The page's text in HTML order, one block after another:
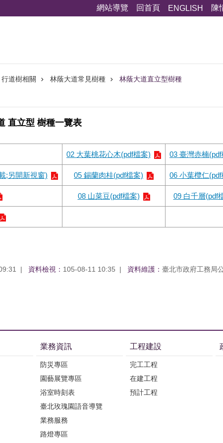
網站導覽 回首頁 ENGLISH 陳
行道樹相關 林蔭大道常見樹種 林蔭大道直立型樹種
直立型 樹種一覽表
02 大葉桃花心木(pdf檔案) 03 臺灣赤楠(pdf
;另開新視窗) 05 錫蘭肉桂(pdf檔案) 06 小葉欖仁(pdf
08 山菜豆(pdf檔案) 09 白千層(pdf
資料檢視： 105-08-11 10:35 資料維護： 臺北市政府工務局
業務資訊
防災專區
園藝展覽專區
浴室時刻表
臺北玫瑰園語音導覽
業務服務
路燈專區
工程建設
完工工程
在建工程
預計工程